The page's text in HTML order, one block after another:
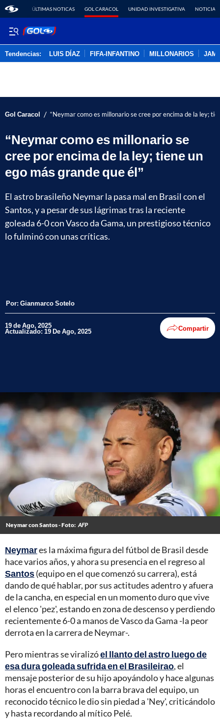
ÚLTIMAS NOTICAS GOL CARACOL UNIDAD INVESTIGATIVA NOTICIAS
Tendencias: LUIS DÍAZ FIFA-INFANTINO MILLONARIOS
Gol Caracol / “Neymar como es millonario se cree por encima de la ley;
“Neymar como es millonario se
cree por encima de la ley; tiene un
ego más grande que él”
El astro brasileño Neymar la pasa mal en Brasil con el
Santos, y a pesar de sus lágrimas tras la reciente
goleada 6-0 con Vasco da Gama, un prestigioso técnico
lo fulminó con unas críticas.
Por: Gianmarco Sotelo
19 de Ago, 2025
Actualizado: 19 De Ago, 2025 Compartir
Neymar con Santos - Foto: AFP
Neymares la máxima figura del fútbol de Brasil desde
hace varios años, y ahora su presencia en el regreso al
Santos(equipo en el que comenzó su carrera), está
dando de qué hablar, por sus actitudes adentro y afuera
de la cancha, en especial en un momento duro que vive
el elenco 'pez', estando en zona de descenso y perdiendo
recientemente 6-0 a manos de Vasco da Gama -la peor
derrota en la carrera de Neymar-.
Pero mientras se viralizóel llanto del astro luego de
esa dura goleada sufrida en el Brasileirao, el
mensaje posterior de su hijo apoyándolo y hace algunas
horas el encuentro con la barra brava del equipo, un
reconocido técnico le dio sin piedad a 'Ney', criticándolo
y hasta recordando al mítico Pelé.